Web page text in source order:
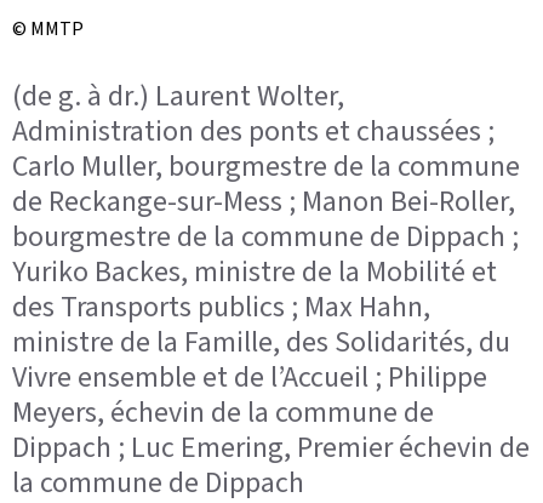
© MMTP
(de g. à dr.) Laurent Wolter,
Administration des ponts et chaussées ;
Carlo Muller, bourgmestre de la commune
de Reckange-sur-Mess ; Manon Bei-Roller,
bourgmestre de la commune de Dippach ;
Yuriko Backes, ministre de la Mobilité et
des Transports publics ; Max Hahn,
ministre de la Famille, des Solidarités, du
Vivre ensemble et de l’Accueil ; Philippe
Meyers, échevin de la commune de
Dippach ; Luc Emering, Premier échevin de
la commune de Dippach